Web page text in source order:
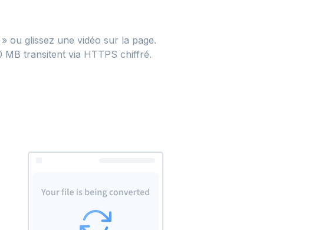
ou glissez une vidéo sur la page.
MB transitent via HTTPS chiffré.